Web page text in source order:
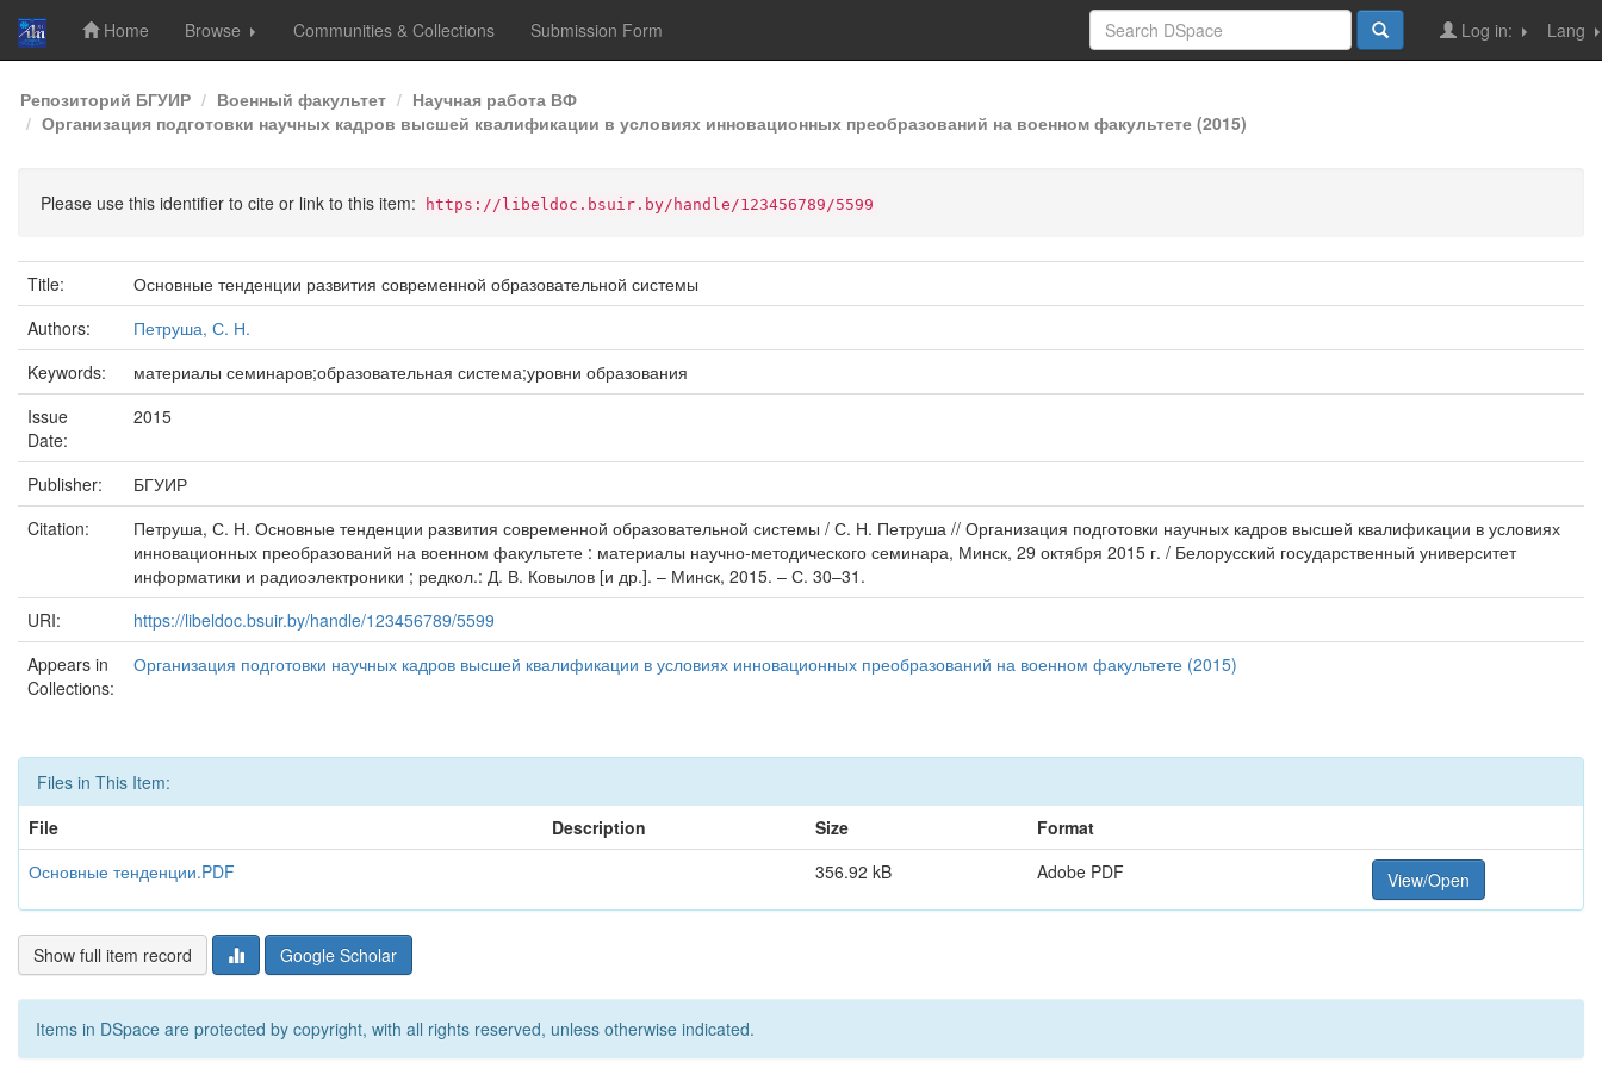
Skip
navigation
Home Browse Communities & Collections Submission Form Lang
Log in:
Репозиторий БГУИР Военный факультет
Научная работа ВФ
Организация подготовки научных кадров высшей квалификации в условиях инновационных преобразований на военном факультете (2015)
Please use this identifier to cite or link to this item: https://libeldoc.bsuir.by/handle/123456789/5599
Title:
Основные тенденции развития современной образовательной системы
Authors:
Петруша, С. Н.
Keywords:
материалы семинаров;образовательная система;уровни образования
Issue
Date:
2015
Publisher:
БГУИР
Citation:
Петруша, С. Н. Основные тенденции развития современной образовательной системы / С. Н. Петруша // Организация подготовки научных кадров высшей квалификации в условиях
инновационных преобразований на военном факультете : материалы научно-методического семинара, Минск, 29 октября 2015 г. / Белорусский государственный университет
информатики и радиоэлектроники ; редкол.: Д. В. Ковылов [и др.]. – Минск, 2015. – С. 30–31.
URI:
https://libeldoc.bsuir.by/handle/123456789/5599
Appears in
Collections:
Организация подготовки научных кадров высшей квалификации в условиях инновационных преобразований на военном факультете (2015)
Files in This Item:
File
Description Size
Format
Основные тенденции.PDF
356.92 kB Adobe PDF View/Open
Show full item record Google Scholar
Items in DSpace are protected by copyright, with all rights reserved, unless otherwise indicated.